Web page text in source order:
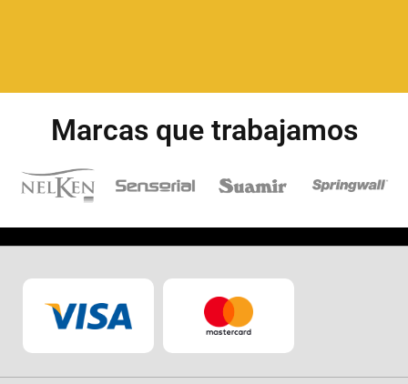
Marcas que trabajamos